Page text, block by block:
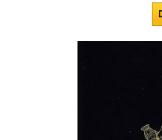
Guillaume (Lopez), à ses